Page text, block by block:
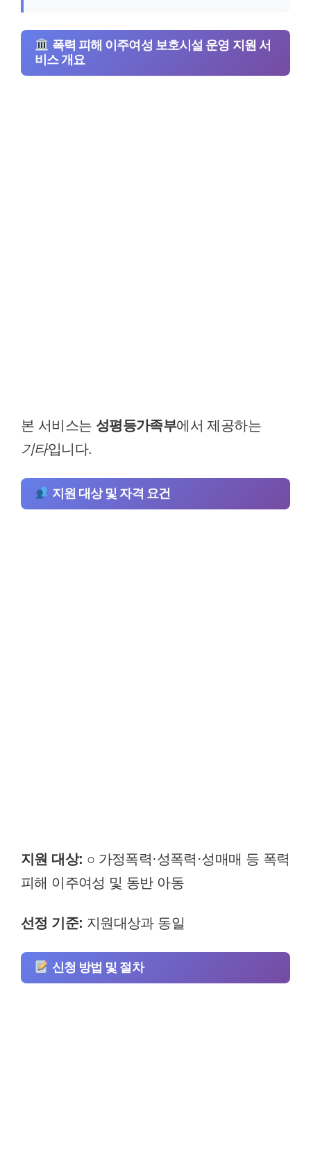
폭력 피해 이주여성 보호시설 운영 지원 서
비스 개요
본 서비스는 성평등가족부에서 제공하는
기타입니다.
지원 대상 및 자격 요건
지원 대상: ○ 가정폭력·성폭력·성매매 등 폭력
피해 이주여성 및 동반 아동
선정 기준: 지원대상과 동일
신청 방법 및 절차